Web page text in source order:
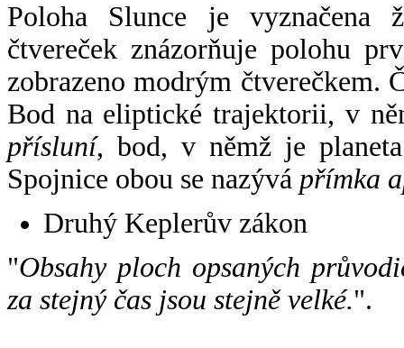
Poloha Slunce je vyznačena
čtvereček znázorňuje polohu
zobrazeno modrým čtverečkem.
Bod na eliptické trajektorii, v
přísluní, bod, v němž je
Spojnice obou se nazývá přímka
Druhý Keplerův zákon
"Obsahy ploch opsaných
za stejný čas jsou stejně velké.".